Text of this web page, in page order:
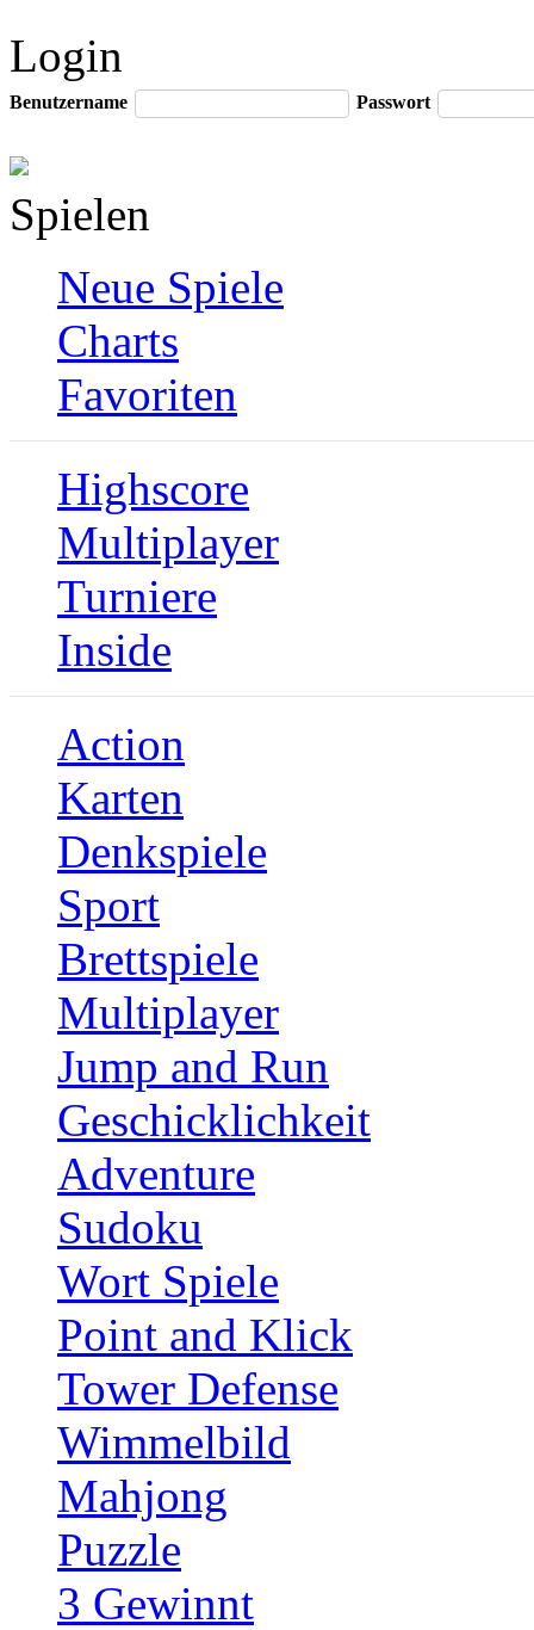
Login
Benutzername Passwort
Spielen
Neue Spiele
Charts
Favoriten
Highscore
Multiplayer
Turniere
Inside
Action
Karten
Denkspiele
Sport
Brettspiele
Multiplayer
Jump and Run
Geschicklichkeit
Adventure
Sudoku
Wort Spiele
Point and Klick
Tower Defense
Wimmelbild
Mahjong
Puzzle
3 Gewinnt